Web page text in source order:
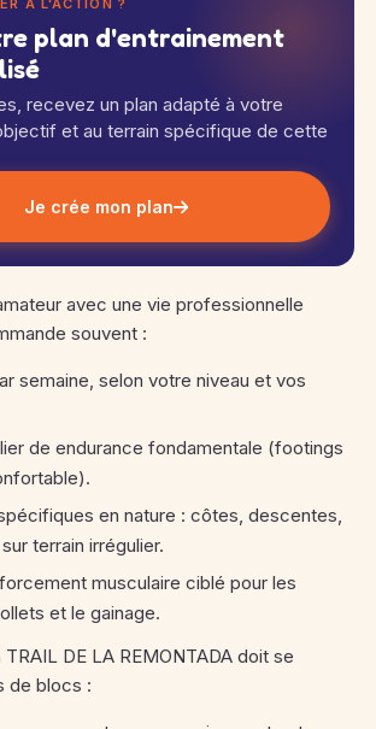
À L'ACTION ?
plan d'entrainement
recevez un plan adapté à votre
et au terrain spécifique de cette
Je crée mon plan
avec une vie professionnelle
souvent :
semaine, selon votre niveau et vos
de endurance fondamentale (footings
en nature : côtes, descentes,
terrain irrégulier.
musculaire ciblé pour les
et le gainage.
DE LA REMONTADA doit se
de blocs :